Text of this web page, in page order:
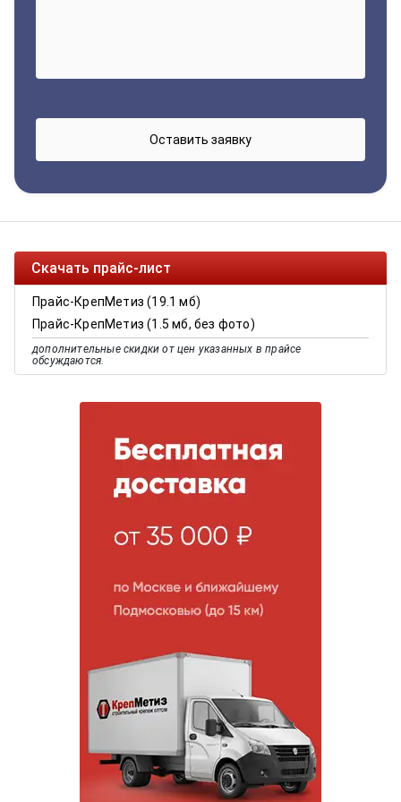
Скачать прайс-лист
Прайс-КрепМетиз (19.1 мб)
Прайс-КрепМетиз (1.5 мб, без фото)
дополнительные скидки от цен указанных в прайсе
обсуждаются.